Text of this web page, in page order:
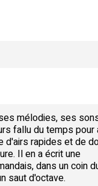
mélodies, ses
fallu du temps pour
d'airs rapides et de
Il en a écrit une
dans un coin
saut d'octave.